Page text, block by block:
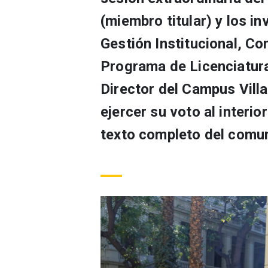
(miembro titular) y los
Gestión Institucional,
Programa de
Director del Campus
ejercer su voto al
texto completo del